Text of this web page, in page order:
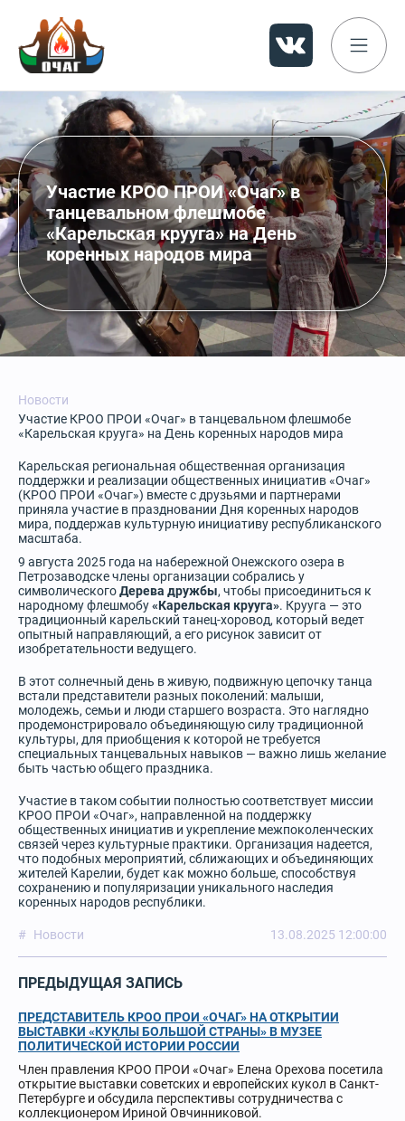
Участие КРОО ПРОИ «Очаг» в
танцевальном флешмобе
«Карельская крууга» на День
коренных народов мира
Новости
Участие КРОО ПРОИ «Очаг» в танцевальном флешмобе
«Карельская крууга» на День коренных народов мира
Карельская региональная общественная организация
поддержки и реализации общественных инициатив «Очаг»
(КРОО ПРОИ «Очаг») вместе с друзьями и партнерами
приняла участие в праздновании Дня коренных народов
мира, поддержав культурную инициативу республиканского
масштаба.
9 августа 2025 года на набережной Онежского озера в
Петрозаводске члены организации собрались у
символическогоДерева дружбы, чтобы присоединиться к
народному флешмобу«Карельская крууга». Крууга — это
традиционный карельский танец-хоровод, который ведет
опытный направляющий, а его рисунок зависит от
изобретательности ведущего.
В этот солнечный день в живую, подвижную цепочку танца
встали представители разных поколений: малыши,
молодежь, семьи и люди старшего возраста. Это наглядно
продемонстрировало объединяющую силу традиционной
культуры, для приобщения к которой не требуется
специальных танцевальных навыков — важно лишь желание
быть частью общего праздника.
Участие в таком событии полностью соответствует миссии
КРОО ПРОИ «Очаг», направленной на поддержку
общественных инициатив и укрепление межпоколенческих
связей через культурные практики. Организация надеется,
что подобных мероприятий, сближающих и объединяющих
жителей Карелии, будет как можно больше, способствуя
сохранению и популяризации уникального наследия
коренных народов республики.
Новости 13.08.2025 12:00:00
ПРЕДЫДУЩАЯ ЗАПИСЬ
ПРЕДСТАВИТЕЛЬ КРОО ПРОИ «ОЧАГ» НА ОТКРЫТИИ
ВЫСТАВКИ «КУКЛЫ БОЛЬШОЙ СТРАНЫ» В МУЗЕЕ
ПОЛИТИЧЕСКОЙ ИСТОРИИ РОССИИ
Член правления КРОО ПРОИ «Очаг» Елена Орехова посетила
открытие выставки советских и европейских кукол в Санкт-
Петербурге и обсудила перспективы сотрудничества с
коллекционером Ириной Овчинниковой.